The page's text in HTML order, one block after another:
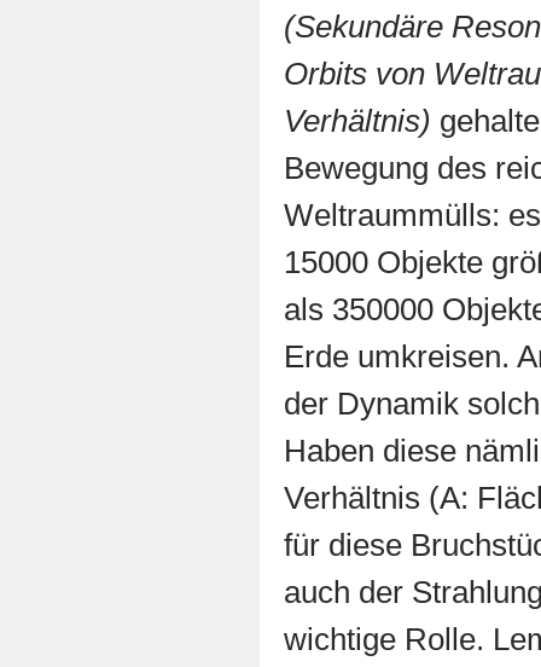
(Sekundäre
Orbits von
Verhältnis)
Bewegung des
Weltraummülls:
15000 Objekte
als 350000
Erde umkreisen.
der Dynamik
Haben diese
Verhältnis (A:
für diese
auch der
wichtige Rolle.